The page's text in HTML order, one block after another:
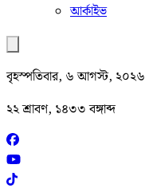
আর্কাইভ
বৃহস্পতিবার, ৬ আগস্ট, ২০২৬
২২ শ্রাবণ, ১৪৩৩ বঙ্গাব্দ